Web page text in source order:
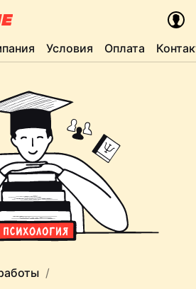
Условия Оплата